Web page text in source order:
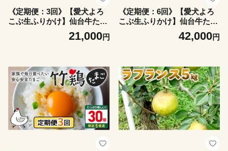
《定期便：3回》【愛犬よろ
こぶ生ふりかけ】仙台牛たん
＆ 岩手 雪っ子にんじん 2種
セット 80g × 計2袋 (各1袋) |
おとも ペットフード 愛犬 混
ぜるだけ 素材の味 栄養バラ
ンス 濃厚 食欲そそる 食いつ
き 常温 獣医師監修 栄養士監
修 パウチ お取り寄せ ワンス
トップ マイページ 宮城県 白
石市 白石【500013】
21,000円
《定期便：6回》【愛犬よろ
こぶ生ふりかけ】仙台牛たん
＆ 岩手 雪っ子にんじん 2種
セット 80g × 計2袋 (各1袋) |
おとも ペットフード 愛犬 混
ぜるだけ 素材の味 栄養バラ
ンス 濃厚 食欲そそる 食いつ
き 常温 獣医師監修 栄養士監
修 パウチ お取り寄せ ワンス
トップ マイページ 宮城県 白
石市 白石【500014】
42,000円